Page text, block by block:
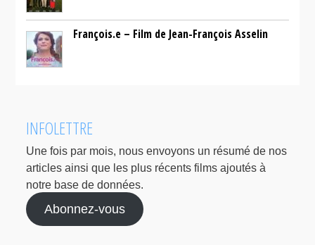
François.e – Film de Jean-François Asselin
INFOLETTRE
Une fois par mois, nous envoyons un résumé de nos
articles ainsi que les plus récents films ajoutés à
notre base de données.
Abonnez-vous